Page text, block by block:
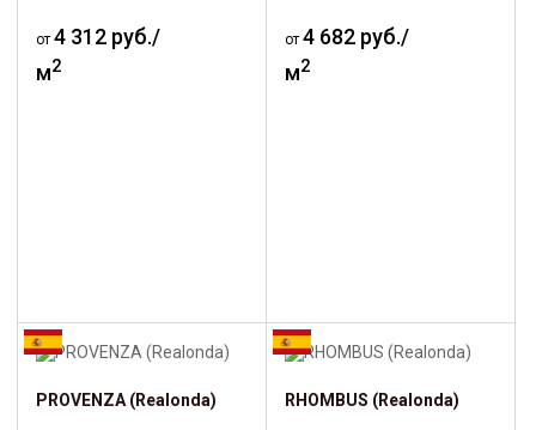
от 4 312 руб./
м2
от 4 682 руб./
м2
PROVENZA (Realonda) RHOMBUS (Realonda)